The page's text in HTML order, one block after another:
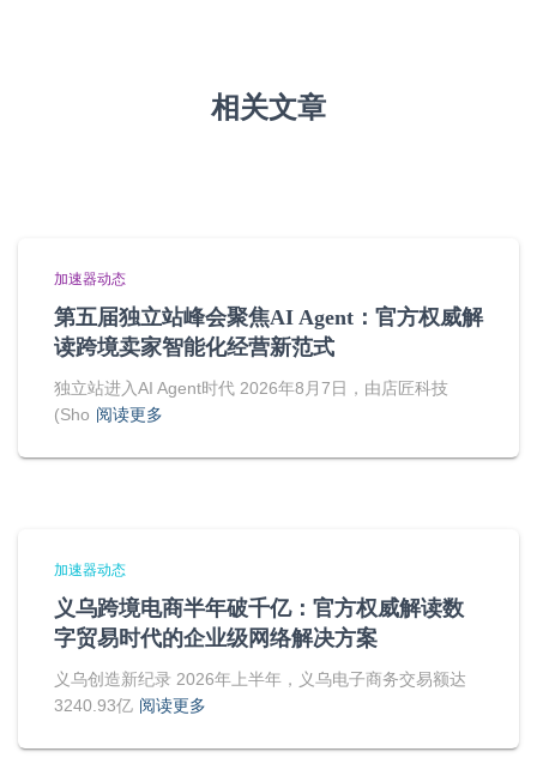
相关文章
加速器动态
第五届独立站峰会聚焦AI Agent：官方权威解
读跨境卖家智能化经营新范式
独立站进入AI Agent时代 2026年8月7日，由店匠科技
(Sho 阅读更多
加速器动态
义乌跨境电商半年破千亿：官方权威解读数
字贸易时代的企业级网络解决方案
义乌创造新纪录 2026年上半年，义乌电子商务交易额达
3240.93亿 阅读更多